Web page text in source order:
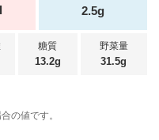
2.5g
糖質
13.2g
野菜量
31.5g
の値です。